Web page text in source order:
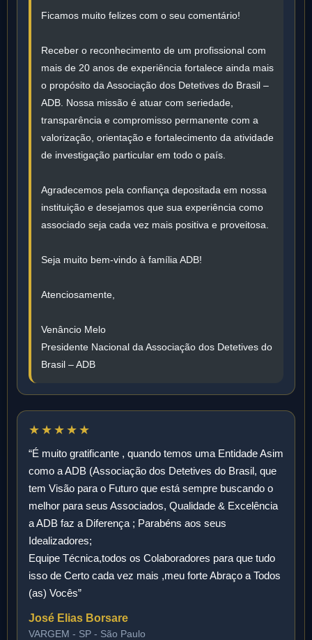
Ficamos muito felizes com o seu comentário!
Receber o reconhecimento de um profissional com
mais de 20 anos de experiência fortalece ainda mais
o propósito da Associação dos Detetives do Brasil –
ADB. Nossa missão é atuar com seriedade,
transparência e compromisso permanente com a
valorização, orientação e fortalecimento da atividade
de investigação particular em todo o país.
Agradecemos pela confiança depositada em nossa
instituição e desejamos que sua experiência como
associado seja cada vez mais positiva e proveitosa.
Seja muito bem-vindo à família ADB!
Atenciosamente,
Venâncio Melo
Presidente Nacional da Associação dos Detetives do
Brasil – ADB
★★★★★
“É muito gratificante , quando temos uma Entidade Asim
como a ADB (Associação dos Detetives do Brasil, que
tem Visão para o Futuro que está sempre buscando o
melhor para seus Associados, Qualidade & Excelência
a ADB faz a Diferença ; Parabéns aos seus
Idealizadores;
Equipe Técnica,todos os Colaboradores para que tudo
isso de Certo cada vez mais ,meu forte Abraço a Todos
(as) Vocês”
José Elias Borsare
VARGEM - SP - São Paulo